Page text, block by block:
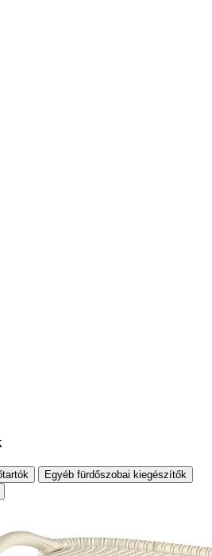
Egyéb fürdőszobai kiegészítők